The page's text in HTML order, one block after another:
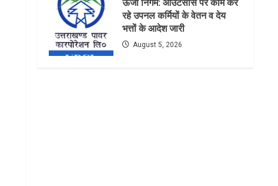
ऊर्जा निगम: आउटसोर्स पर काम कर
रहे उपनल कर्मियों के वेतन व देय
भत्तों के आदेश जारी
August 5, 2026